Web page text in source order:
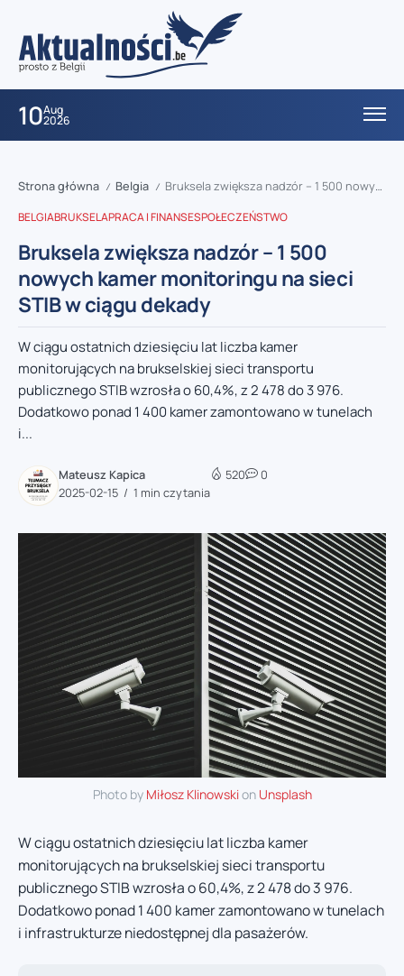
10Aug
2026
Strona główna / Belgia / Bruksela zwiększa nadzór – 1 500 nowych kamer monitoringu na sieci STIB w ciągu dekady
BELGIABRUKSELAPRACA I FINANSESPOŁECZEŃSTWO
Bruksela zwiększa nadzór – 1 500
nowych kamer monitoringu na sieci
STIB w ciągu dekady
W ciągu ostatnich dziesięciu lat liczba kamer
monitorujących na brukselskiej sieci transportu
publicznego STIB wzrosła o 60,4%, z 2 478 do 3 976.
Dodatkowo ponad 1 400 kamer zamontowano w tunelach
i...
Mateusz Kapica
2025-02-15
1 min czytania
520 0
Photo by Miłosz Klinowskion Unsplash
W ciągu ostatnich dziesięciu lat liczba kamer
monitorujących na brukselskiej sieci transportu
publicznego STIB wzrosła o 60,4%, z 2 478 do 3 976.
Dodatkowo ponad 1 400 kamer zamontowano w tunelach
i infrastrukturze niedostępnej dla pasażerów.